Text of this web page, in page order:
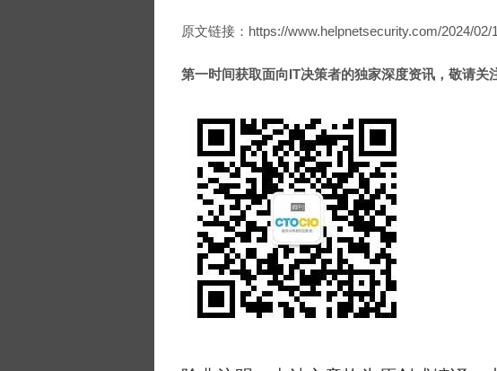
原文链接：https://www.helpnetsecurity.com/2024/
第一时间获取面向IT决策者的独家深度资讯，敬请